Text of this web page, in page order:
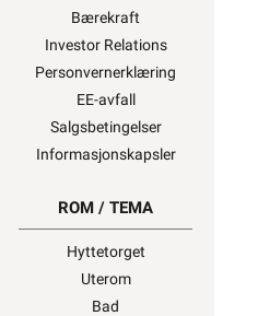
Bærekraft
Investor Relations
Personvernerklæring
EE-avfall
Salgsbetingelser
Informasjonskapsler
ROM / TEMA
Hyttetorget
Uterom
Bad